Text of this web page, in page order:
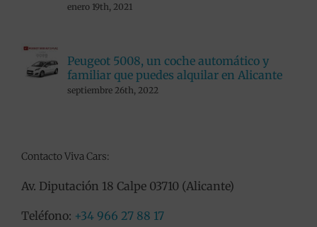
enero 19th, 2021
Peugeot 5008, un coche automático y
familiar que puedes alquilar en Alicante
septiembre 26th, 2022
Contacto Viva Cars:
Av. Diputación 18 Calpe 03710 (Alicante)
Teléfono: +34 966 27 88 17